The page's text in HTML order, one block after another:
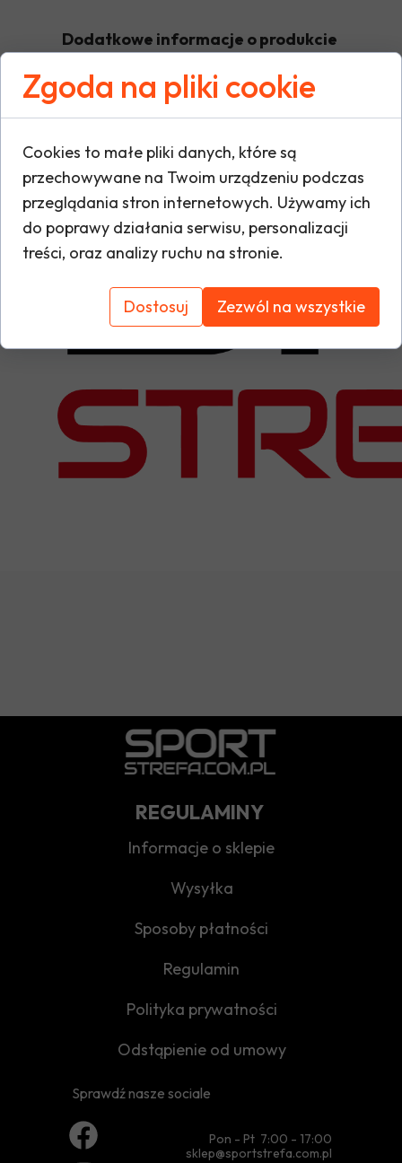
Dodatkowe informacje o produkcie
W tej sekcji warto umieścić istotne
warunki gwarancji, zalecenia dotyczące
oraz ewentualne certyfikaty lub nagrody.
i buduje zaufanie do marki.
Pon - Pt 7:00 - 17:00
sklep@sportstrefa.com.pl
Sprawdź nasze sociale
REGULAMINY
Odstąpienie od umowy
Polityka prywatności
Regulamin
Sposoby płatności
Wysyłka
Informacje o sklepie
Zgoda na pliki cookie
Cookies to małe pliki danych, które są
przechowywane na Twoim urządzeniu podczas
przeglądania stron internetowych. Używamy ich
do poprawy działania serwisu, personalizacji
treści, oraz analizy ruchu na stronie.
Dostosuj Zezwól na wszystkie